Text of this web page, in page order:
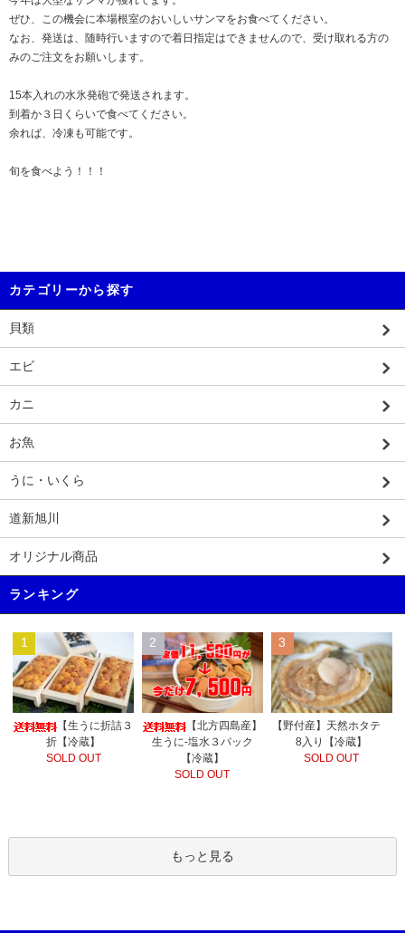
ぜひ、この機会に本場根室のおいしいサンマをお食べてください。
なお、発送は、随時行いますので着日指定はできませんので、受け取れる方の
みのご注文をお願いします。
15本入れの水氷発砲で発送されます。
到着か３日くらいで食べてください。
余れば、冷凍も可能です。
旬を食べよう！！！
カテゴリーから探す
貝類
エビ
カニ
お魚
うに・いくら
道新旭川
オリジナル商品
ランキング
1
【生うに折詰３
折【冷蔵】
SOLD OUT
2
【北方四島産】
生うに-塩水３パック
【冷蔵】
SOLD OUT
3
【野付産】天然ホタテ
8入り【冷蔵】
SOLD OUT
もっと見る